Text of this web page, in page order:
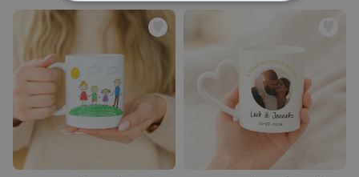
NOODZAKELIJK
PERFORMANCE
MARKETING OVERIGE